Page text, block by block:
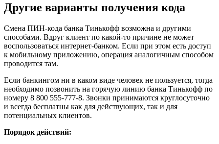
Другие варианты получения кода
Смена ПИН-кода банка Тинькофф возможна и другими
способами. Вдруг клиент по какой-то причине не может
воспользоваться интернет-банком. Если при этом есть доступ
к мобильному приложению, операция аналогичным способом
проводится там.
Если банкингом ни в каком виде человек не пользуется, тогда
необходимо позвонить на горячую линию банка Тинькофф по
номеру 8 800 555-777-8. Звонки принимаются круглосуточно
и всегда бесплатны как для действующих, так и для
потенциальных клиентов.
Порядок действий: